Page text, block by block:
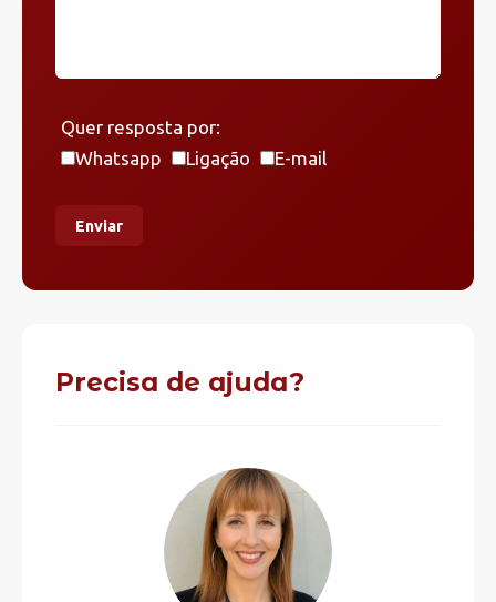
Quer resposta por:
Whatsapp
Ligação E-mail
Enviar
Precisa de ajuda?